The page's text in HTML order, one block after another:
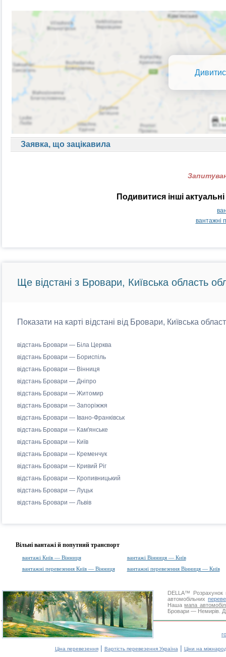
Заявка, що зацікавила
Подивитися інші
вантажні
Ще відстані з Бровари, Київська область
Показати на карті відстані від Бровари, Київська
відстань Бровари — Біла Церква
відстань Бровари — Бориспіль
відстань Бровари — Вінниця
відстань Бровари — Дніпро
відстань Бровари — Житомир
відстань Бровари — Запоріжжя
відстань Бровари — Івано-Франківськ
відстань Бровари — Кам'янське
відстань Бровари — Київ
відстань Бровари — Кременчук
відстань Бровари — Кривий Ріг
відстань Бровари — Кропивницький
відстань Бровари — Луцьк
відстань Бровари — Львів
Вільні вантажі й попутний транспорт
вантажі Київ — Вінниця
вантажі Вінниця — Київ
вантажні перевезення Київ — Вінниця
вантажні перевезення Вінниця — Київ
DELLA™
Розрахунок
автомобільних
Нашамапа
Бровари — Немирів.
Ціна перевезення| Вартість перевезення Україна | Ціни на